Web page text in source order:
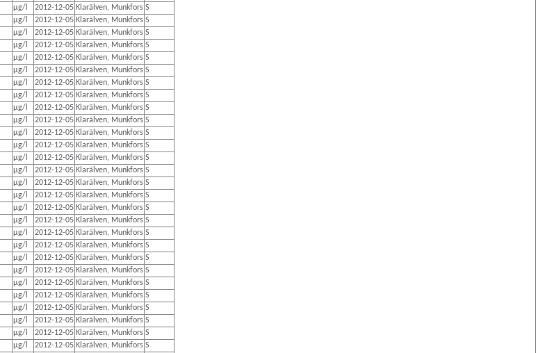
µg/l 2012-12-05 Klarälven, Munkfors S
µg/l 2012-12-05 Klarälven, Munkfors S
µg/l 2012-12-05 Klarälven, Munkfors S
µg/l 2012-12-05 Klarälven, Munkfors S
µg/l 2012-12-05 Klarälven, Munkfors S
µg/l 2012-12-05 Klarälven, Munkfors S
µg/l 2012-12-05 Klarälven, Munkfors S
µg/l 2012-12-05 Klarälven, Munkfors S
µg/l 2012-12-05 Klarälven, Munkfors S
µg/l 2012-12-05 Klarälven, Munkfors S
µg/l 2012-12-05 Klarälven, Munkfors S
µg/l 2012-12-05 Klarälven, Munkfors S
µg/l 2012-12-05 Klarälven, Munkfors S
µg/l 2012-12-05 Klarälven, Munkfors S
µg/l 2012-12-05 Klarälven, Munkfors S
µg/l 2012-12-05 Klarälven, Munkfors S
µg/l 2012-12-05 Klarälven, Munkfors S
µg/l 2012-12-05 Klarälven, Munkfors S
µg/l 2012-12-05 Klarälven, Munkfors S
µg/l 2012-12-05 Klarälven, Munkfors S
µg/l 2012-12-05 Klarälven, Munkfors S
µg/l 2012-12-05 Klarälven, Munkfors S
µg/l 2012-12-05 Klarälven, Munkfors S
µg/l 2012-12-05 Klarälven, Munkfors S
µg/l 2012-12-05 Klarälven, Munkfors S
µg/l 2012-12-05 Klarälven, Munkfors S
µg/l 2012-12-05 Klarälven, Munkfors S
µg/l 2012-12-05 Klarälven, Munkfors S